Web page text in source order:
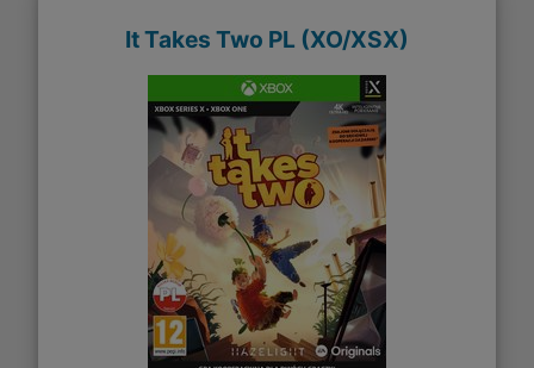
It Takes Two PL (XO/XSX)